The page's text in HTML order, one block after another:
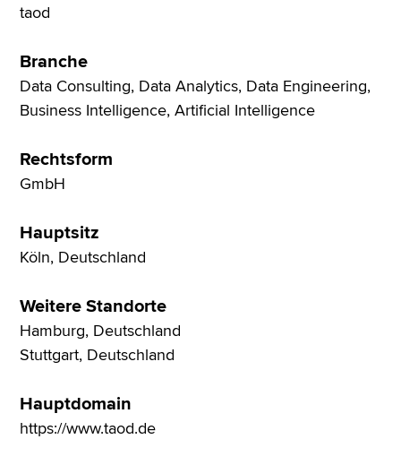
taod
Branche
Data Consulting, Data Analytics, Data Engineering,
Business Intelligence, Artificial Intelligence
Rechtsform
GmbH
Hauptsitz
Köln, Deutschland
Weitere Standorte
Hamburg, Deutschland
Stuttgart, Deutschland
Hauptdomain
https://www.taod.de